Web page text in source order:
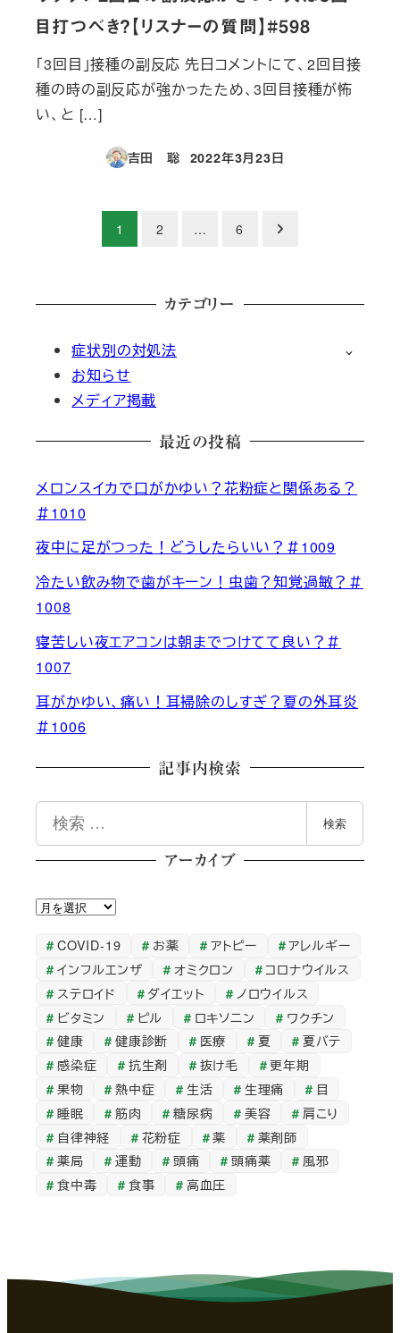
目打つべき？【リスナーの質問】#598
「3回目」接種の副反応 先日コメントにて、2回目接
種の時の副反応が強かったため、3回目接種が怖
い、と […]
吉田 聡
投稿日
2022年3月23日
の
ペ
ー
ジ
送
り
1 2 … 6
カテゴリー
症状別の対処法
お知らせ
メディア掲載
最近の投稿
メロンスイカで口がかゆい？花粉症と関係ある？
＃1010
夜中に足がつった！どうしたらいい？＃1009
冷たい飲み物で歯がキーン！虫歯？知覚過敏？＃
1008
寝苦しい夜エアコンは朝までつけてて良い？＃
1007
耳がかゆい、痛い！耳掃除のしすぎ？夏の外耳炎
＃1006
記事内検索
索
検索
アーカイブ
ア
カ
イ
ブ
COVID-19 お薬 アトピー
アレルギー
インフルエンザ
オミクロン
コロナウイルス
ステロイド
ダイエット
ノロウイルス
ビタミン
ピル ロキソニン
ワクチン
健康
健康診断 医療 夏
夏バテ
感染症
抗生剤 抜け毛
更年期
果物
熱中症 生活 生理痛
目
睡眠
筋肉 糖尿病 美容
肩こり
自律神経
花粉症 薬
薬剤師
薬局
運動 頭痛 頭痛薬
風邪
食中毒
食事 高血圧